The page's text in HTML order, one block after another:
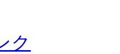
ク